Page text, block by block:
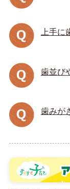
上手
歯並び
歯みが